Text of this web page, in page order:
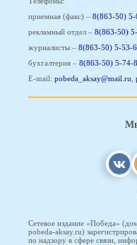
приемная (факс) – 8(863-50) 5-
рекламный отдел – 8(863-50)
журналисты – 8(863-50) 5-53-
бухгалтерия – 8(863-50) 5-74-
E-mail: pobeda_aksay@mail.ru,
Сетевое издание «Победа»
pobeda-aksay.ru)
по надзору в сфере связи,